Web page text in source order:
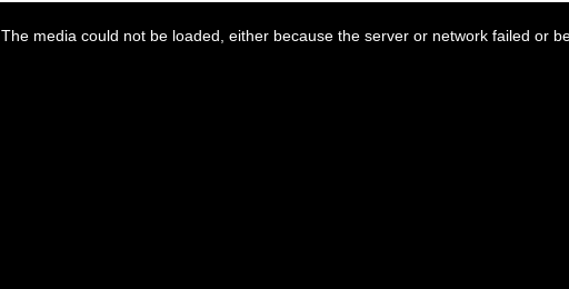
The media could not be loaded, either because the server or network failed or